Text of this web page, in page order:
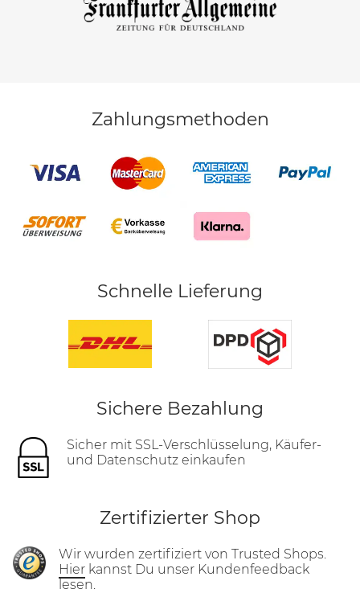
Zahlungsmethoden
Schnelle Lieferung
Sichere Bezahlung
Sicher mit SSL-Verschlüsselung, Käufer-
und Datenschutz einkaufen
Zertifizierter Shop
Wir wurden zertifiziert von Trusted Shops.
Hier kannst Du unser Kundenfeedback
lesen.